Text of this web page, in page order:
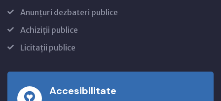
Anunțuri dezbateri publice
Achiziții publice
Licitații publice
Accesibilitate